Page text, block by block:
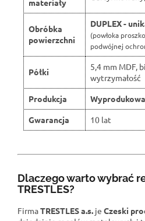
Obróbka
powierzchni
DUPLEX -
(powłoka
podwójnej
Półki
5,4 mm MDF,
wytrzymałość
Produkcja
Gwarancja
10 lat
Dlaczego warto wybrać
TRESTLES?
FirmaTRESTLES a.s. je Czeski